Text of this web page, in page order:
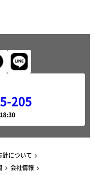
205
針について
会社情報